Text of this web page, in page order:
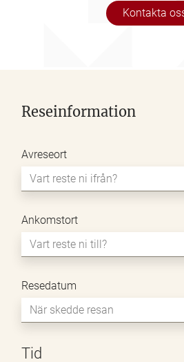
Kontakta
Reseinformation
Avreseort
Ankomstort
Resedatum
MM
snedstreck
Tid